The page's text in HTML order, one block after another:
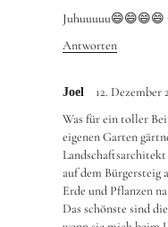
Juhuuuuu😄😄😄😄
Antworten
Joel
12. Dezember
Was für ein toller
eigenen Garten
auf dem Bürgersteig
Erde und Pflanzen
Das schönste sind